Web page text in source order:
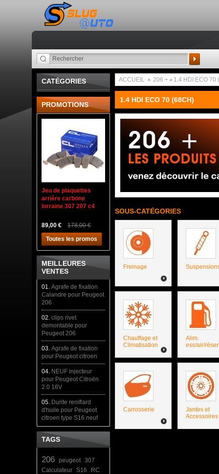
CATÉGORIES
PROMOTIONS
Jeu de plaquettes
arrière carbone
lorraine 307 207 c4
89,00 €
178,00 €
Toutes les promos
MEILLEURES
VENTES
01. Agrafe de fixation
Calandre pour Peugeot
206
02. clips rivet
demontable pour
Peugeot 206
03. Agrafe de fixation
pour Peugeot citroen
04. NEUF injecteur
pour Peugeot Citroën
2.0 16V
05. Durite reniflard
d'huile pour Peugeot
citroen type S16 neuf
TAGS
206 peugeot 307
Calculateur S16
RC
ACCUEIL > 206 + > 1.4 HDI ECO 70
1.4 HDI ECO 70 (68CH)
SOUS-CATÉGORIES
Freinage
Chauffage et
Climatisation
Alim.
ess/air/
Carrosserie
Jantes et
Accessoires